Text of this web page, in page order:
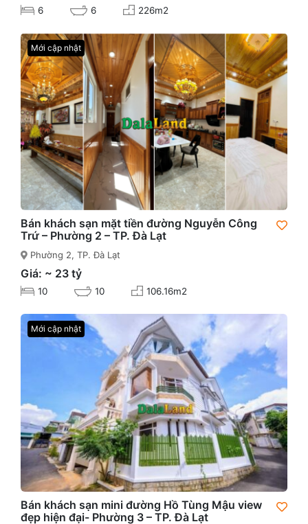
6 6 226m2
Mới cập nhật
Bán khách sạn mặt tiền đường Nguyễn Công
Trứ – Phường 2 – TP. Đà Lạt
Phường 2, TP. Đà Lạt
Giá: ~ 23 tỷ
10 10 106.16m2
Mới cập nhật
Bán khách sạn mini đường Hồ Tùng Mậu view
đẹp hiện đại- Phường 3 – TP. Đà Lạt